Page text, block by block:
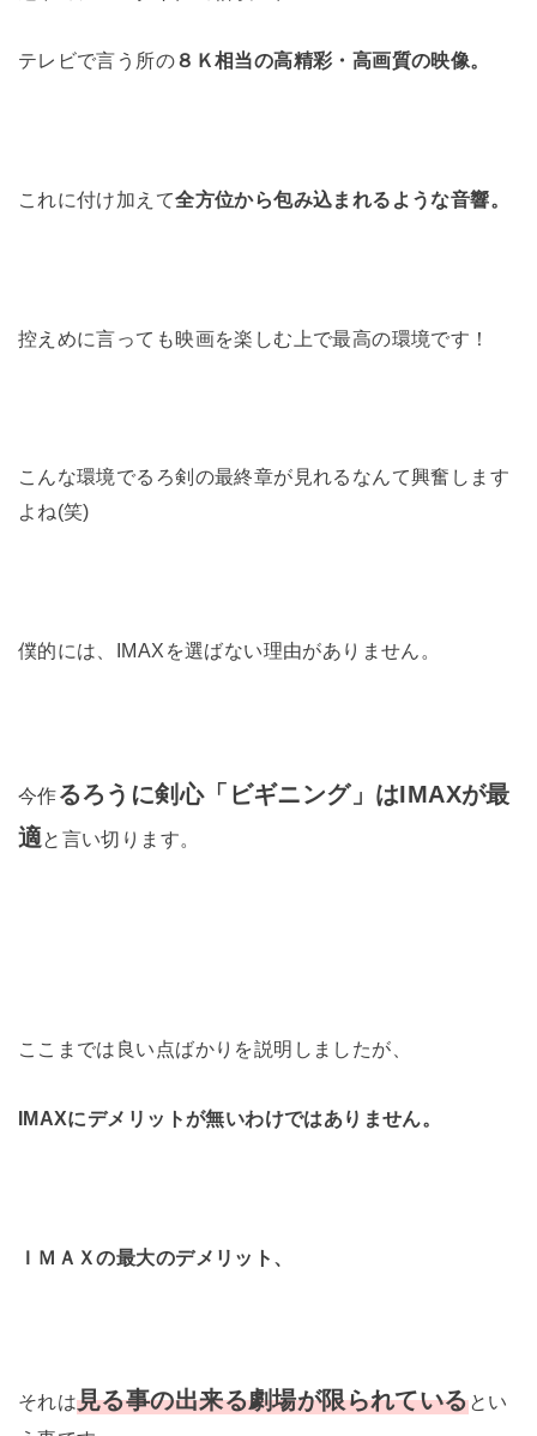
テレビで言う所の８Ｋ相当の高精彩・高画質の映像。
これに付け加えて全方位から包み込まれるような音響。
控えめに言っても映画を楽しむ上で最高の環境です！
こんな環境でるろ剣の最終章が見れるなんて興奮します
よね(笑)
僕的には、IMAXを選ばない理由がありません。
今作るろうに剣心「ビギニング」はIMAXが最
適と言い切ります。
ここまでは良い点ばかりを説明しましたが、
IMAXにデメリットが無いわけではありません。
ＩＭＡＸの最大のデメリット、
それは見る事の出来る劇場が限られているとい